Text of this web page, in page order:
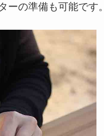
ーの準備も可能です。